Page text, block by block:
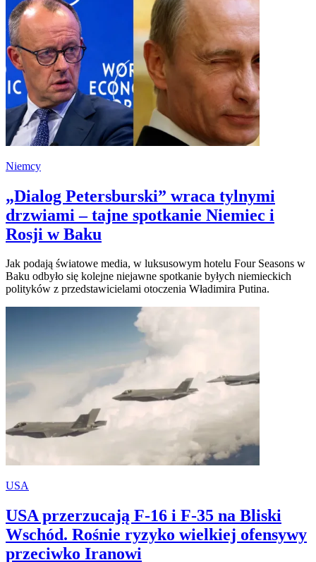
Niemcy
„Dialog Petersburski” wraca tylnymi
drzwiami – tajne spotkanie Niemiec i
Rosji w Baku
Jak podają światowe media, w luksusowym hotelu Four Seasons w
Baku odbyło się kolejne niejawne spotkanie byłych niemieckich
polityków z przedstawicielami otoczenia Władimira Putina.
USA
USA przerzucają F-16 i F-35 na Bliski
Wschód. Rośnie ryzyko wielkiej ofensywy
przeciwko Iranowi